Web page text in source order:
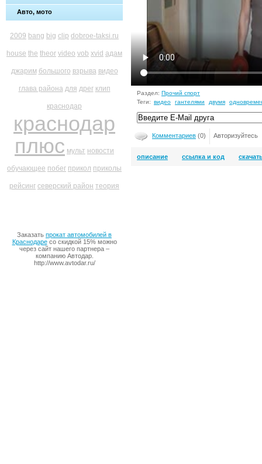
Авто, мото
2009 bang big clip dobroe-taksi.ru
house the theor video vob xvid адам
джарим большого взрыва видео
глава района для дрег клип
краснодар
краснодар
плюс мульт новости
обучающее побег прикол приколы
рейсинг северский район теория
Заказать прокат автомобилей в
Краснодаресо скидкой 15% можно
через сайт нашего партнера –
компанию Автодар.
http://www.avtodar.ru/
Раздел: Прочий спорт
Теги: видео гантелями двумя
Комментариев (0) Авторизуйтесь
описание ссылка и код